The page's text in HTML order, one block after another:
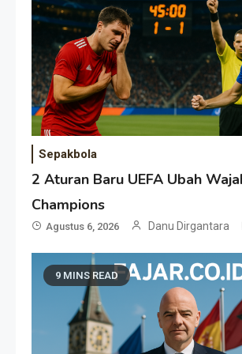
Sepakbola
2 Aturan Baru UEFA Ubah
Champions
Agustus 6, 2026 Danu Dirgantara
9 MINS READ